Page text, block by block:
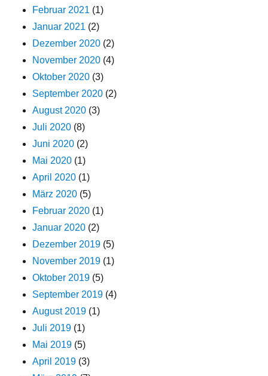
Februar 2021 (1)
Januar 2021 (2)
Dezember 2020 (2)
November 2020 (4)
Oktober 2020 (3)
September 2020 (2)
August 2020 (3)
Juli 2020 (8)
Juni 2020 (2)
Mai 2020 (1)
April 2020 (1)
März 2020 (5)
Februar 2020 (1)
Januar 2020 (2)
Dezember 2019 (5)
November 2019 (1)
Oktober 2019 (5)
September 2019 (4)
August 2019 (1)
Juli 2019 (1)
Mai 2019 (5)
April 2019 (3)